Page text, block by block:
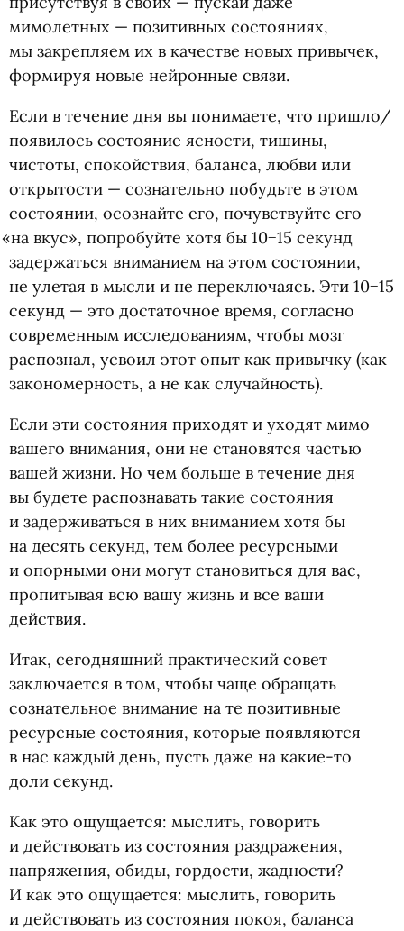
мимолетных — позитивных состояниях,
мы закрепляем их в качестве новых привычек,
формируя новые нейронные связи.
Если в течение дня вы понимаете, что пришло/
появилось состояние ясности, тишины,
чистоты, спокойствия, баланса, любви или
открытости — сознательно побудьте в этом
состоянии, осознайте его, почувствуйте его
«на вкус», попробуйте хотя бы 10−15 секунд
задержаться вниманием на этом состоянии,
не улетая в мысли и не переключаясь. Эти 10−15
секунд — это достаточное время, согласно
современным исследованиям, чтобы мозг
распознал, усвоил этот опыт как привычку (как
закономерность, а не как случайность).
Если эти состояния приходят и уходят мимо
вашего внимания, они не становятся частью
вашей жизни. Но чем больше в течение дня
вы будете распознавать такие состояния
и задерживаться в них вниманием хотя бы
на десять секунд, тем более ресурсными
и опорными они могут становиться для вас,
пропитывая всю вашу жизнь и все ваши
действия.
Итак, сегодняшний практический совет
заключается в том, чтобы чаще обращать
сознательное внимание на те позитивные
ресурсные состояния, которые появляются
в нас каждый день, пусть даже на какие-то
доли секунд.
Как это ощущается: мыслить, говорить
и действовать из состояния раздражения,
напряжения, обиды, гордости, жадности?
И как это ощущается: мыслить, говорить
и действовать из состояния покоя, баланса